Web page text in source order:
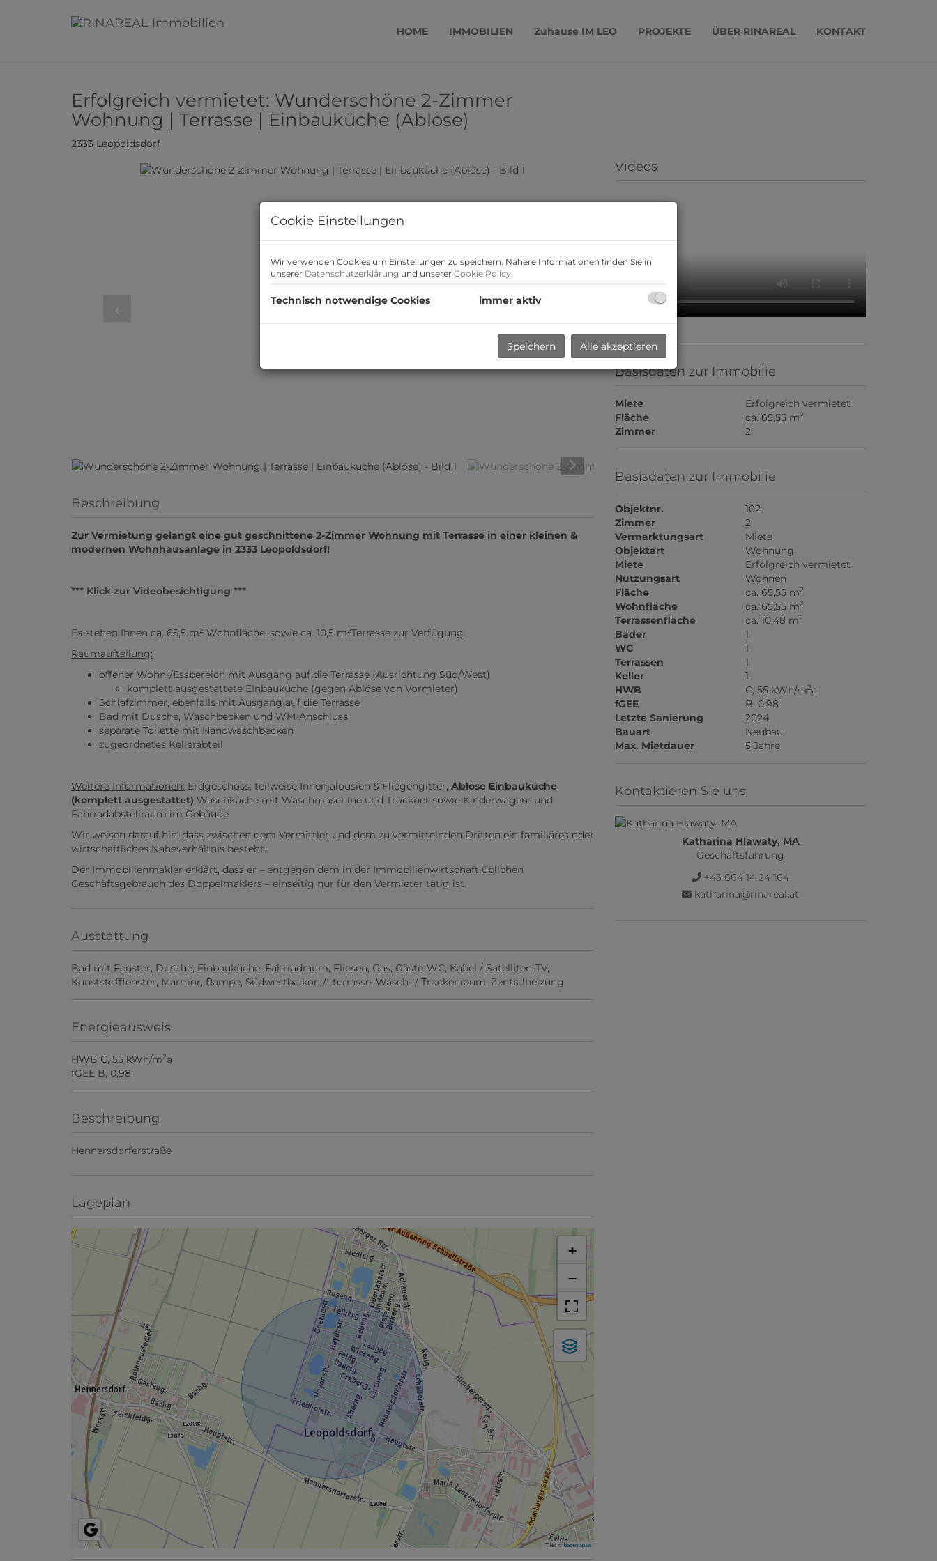
HOME IMMOBILIEN Zuhause IM LEO PROJEKTE ÜBER RINAREAL KONTAKT
Erfolgreich vermietet: Wunderschöne 2-Zimmer
Wohnung | Terrasse | Einbauküche (Ablöse)
2333 Leopoldsdorf
Beschreibung
Zur Vermietung gelangt eine gut geschnittene 2-Zimmer Wohnung mit Terrasse in einer kleinen &
modernen Wohnhausanlage in 2333 Leopoldsdorf!
*** Klick zur Videobesichtigung ***
Es stehen Ihnen ca. 65,5 m² Wohnfläche, sowie ca. 10,5 m²Terrasse zur Verfügung.
Raumaufteilung:
offener Wohn-/Essbereich mit Ausgang auf die Terrasse (Ausrichtung Süd/West)
komplett ausgestattete EInbauküche (gegen Ablöse von Vormieter)
Schlafzimmer, ebenfalls mit Ausgang auf die Terrasse
Bad mit Dusche, Waschbecken und WM-Anschluss
separate Toilette mit Handwaschbecken
zugeordnetes Kellerabteil
Weitere Informationen: Erdgeschoss; teilweise Innenjalousien & Fliegengitter, Ablöse Einbauküche
(komplett ausgestattet) Waschküche mit Waschmaschine und Trockner sowie Kinderwagen- und
Fahrradabstellraum im Gebäude
Wir weisen darauf hin, dass zwischen dem Vermittler und dem zu vermittelnden Dritten ein familiäres oder
wirtschaftliches Naheverhältnis besteht.
Der Immobilienmakler erklärt, dass er – entgegen dem in der Immobilienwirtschaft üblichen
Geschäftsgebrauch des Doppelmaklers – einseitig nur für den Vermieter tätig ist.
Ausstattung
Bad mit Fenster Dusche Einbauküche Fahrradraum Fliesen Gas Gäste-WC Kabel / Satelliten-TV
Kunststofffenster Marmor Rampe Südwestbalkon / -terrasse Wasch- / Trockenraum Zentralheizung
Energieausweis
HWB C, 55 kWh/m2a
fGEE B, 0,98
Beschreibung
Hennersdorferstraße
Lageplan
+
−
Tiles ©basemap.at
Videos
Basisdaten zur Immobilie
Miete
Erfolgreich vermietet
Fläche
ca. 65,55 m2
Zimmer 2
Basisdaten zur Immobilie
Objektnr.
102
Zimmer
2
Vermarktungsart
Miete
Objektart
Wohnung
Miete
Erfolgreich vermietet
Nutzungsart
Wohnen
Fläche
ca. 65,55 m2
Wohnfläche ca. 65,55 m2
Terrassenfläche ca. 10,48 m2
Bäder
1
WC
1
Terrassen
1
Keller
1
HWB
C, 55 kWh/m2a
fGEE
B, 0,98
Letzte Sanierung
2024
Bauart
Neubau
Max. Mietdauer
5 Jahre
Kontaktieren Sie uns
Katharina Hlawaty, MA
Geschäftsführung
+43 664 14 24 164
katharina@rinareal.at
Cookie Einstellungen
Wir verwenden Cookies um Einstellungen zu speichern. Nähere Informationen finden Sie in
unserer Datenschutzerklärung und unserer Cookie Policy.
Technisch notwendige Cookies immer aktiv
Speichern Alle akzeptieren